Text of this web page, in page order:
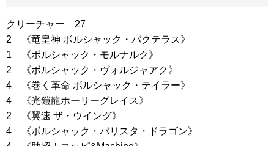
クリーチャー 27
2
《竜皇神 ボルシャック・バクテラス》
1
《ボルシャック・モルナルク》
2
《ボルシャック・ヴォルジャアク》
4
《巻く革命 ボルシャック・テイラー》
4
《光鎧龍ホーリーグレイス》
2
《翼速 ザ・ウイング》
4
《ボルシャック・バリスタ・ドラゴン》